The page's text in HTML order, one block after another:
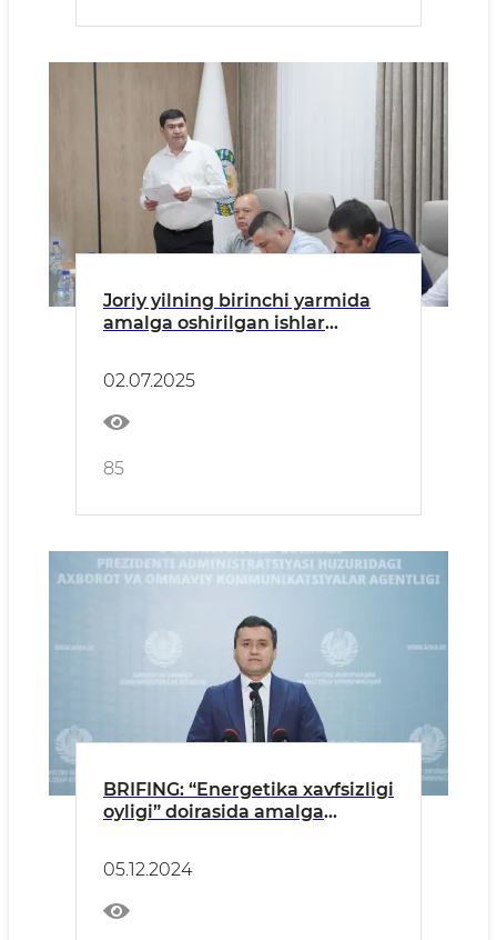
Joriy yilning birinchi yarmida
amalga oshirilgan ishlar
02.07.2025
85
BRIFING: “Energetika xavfsizligi
oyligi” doirasida amalga
05.12.2024